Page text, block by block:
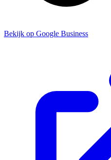
Bekijk op Google Business